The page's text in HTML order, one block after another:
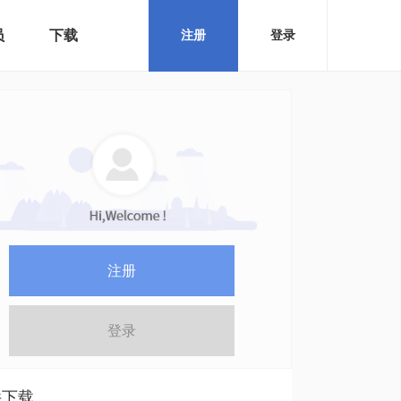
下载 注册 登录
注册
登录
载